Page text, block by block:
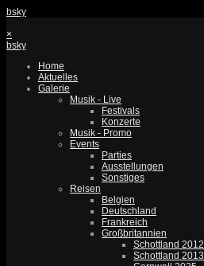
bsky
×
bsky
Home
Aktuelles
Galerie
Musik - Live
Festivals
Konzerte
Musik - Promo
Events
Parties
Ausstellungen
Sonstiges
Reisen
Belgien
Deutschland
Frankreich
Großbritannien
Schottland 2012
Schottland 2013